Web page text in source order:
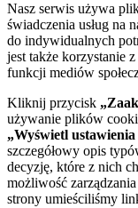
Nasz serwis używa
świadczenia usług na
do indywidualnych
jest także korzystanie
funkcji mediów
Kliknij przycisk
używanie plików
„Wyświetl
szczegółowy opis
decyzję, które z nich
możliwość
strony umieściliśmy